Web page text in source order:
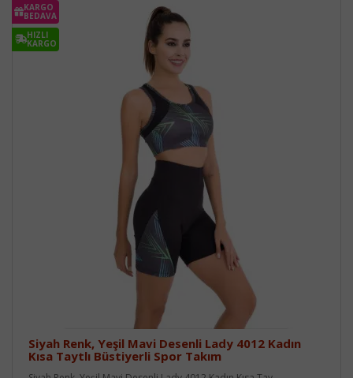
KARGO
BEDAVA
HIZLI
KARGO
Siyah Renk, Yeşil Mavi Desenli Lady 4012 Kadın
Kısa Taytlı Büstiyerli Spor Takım